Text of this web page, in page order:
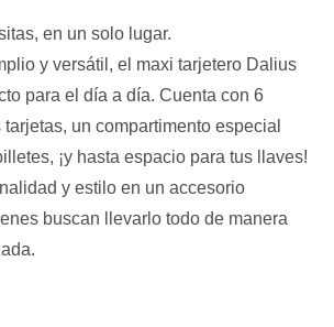
en un solo lugar.
y versátil, el maxi tarjetero Dalius
para el día a día. Cuenta con 6
un compartimento especial
¡y hasta espacio para tus llaves!
y estilo en un accesorio
buscan llevarlo todo de manera